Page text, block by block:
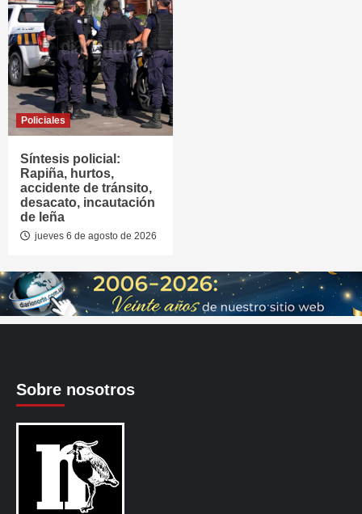
Policiales
Síntesis policial:
Rapiña, hurtos,
accidente de tránsito,
desacato, incautación
de leña
jueves 6 de agosto de 2026
Sobre nosotros